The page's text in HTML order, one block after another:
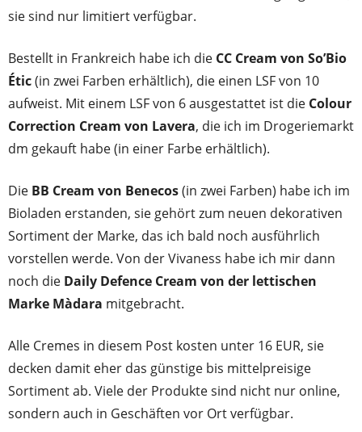
sie sind nur limitiert verfügbar.
Bestellt in Frankreich habe ich die CC Cream von So’Bio
Étic(in zwei Farben erhältlich), die einen LSF von 10
aufweist. Mit einem LSF von 6 ausgestattet ist die Colour
Correction Cream von Lavera, die ich im Drogeriemarkt
dm gekauft habe (in einer Farbe erhältlich).
Die BB Cream von Benecos(in zwei Farben) habe ich im
Bioladen erstanden, sie gehört zum neuen dekorativen
Sortiment der Marke, das ich bald noch ausführlich
vorstellen werde. Von der Vivaness habe ich mir dann
noch die Daily Defence Cream von der lettischen
Marke Màdara mitgebracht.
Alle Cremes in diesem Post kosten unter 16 EUR, sie
decken damit eher das günstige bis mittelpreisige
Sortiment ab. Viele der Produkte sind nicht nur online,
sondern auch in Geschäften vor Ort verfügbar.